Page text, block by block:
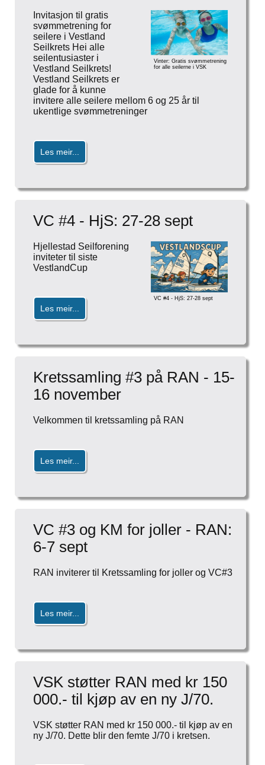
Vinter: Gratis svømmetrening
for alle seilerne i VSK
Invitasjon til gratis
svømmetrening for
seilere i Vestland
Seilkrets Hei alle
seilentusiaster i
Vestland Seilkrets!
Vestland Seilkrets er
glade for å kunne
invitere alle seilere mellom 6 og 25 år til
ukentlige svømmetreninger
Les meir...
VC #4 - HjS: 27-28 sept
VC #4 - HjS: 27-28 sept
Hjellestad Seilforening
inviteter til siste
VestlandCup
Les meir...
Kretssamling #3 på RAN - 15-
16 november
Velkommen til kretssamling på RAN
Les meir...
VC #3 og KM for joller - RAN:
6-7 sept
RAN inviterer til Kretssamling for joller og VC#3
Les meir...
VSK støtter RAN med kr 150
000.- til kjøp av en ny J/70.
VSK støtter RAN med kr 150 000.- til kjøp av en
ny J/70. Dette blir den femte J/70 i kretsen.